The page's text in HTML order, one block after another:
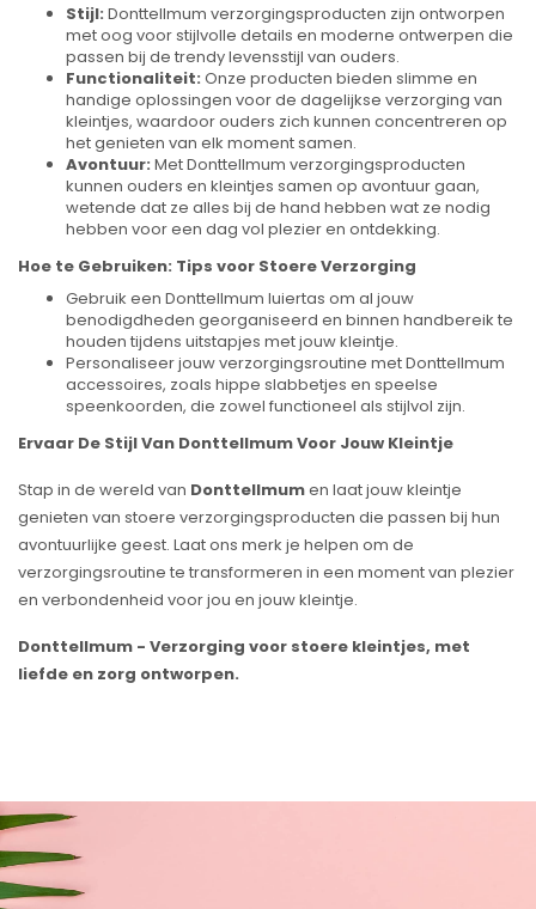
Stijl: Donttellmum verzorgingsproducten zijn ontworpen
met oog voor stijlvolle details en moderne ontwerpen die
passen bij de trendy levensstijl van ouders.
Functionaliteit: Onze producten bieden slimme en
handige oplossingen voor de dagelijkse verzorging van
kleintjes, waardoor ouders zich kunnen concentreren op
het genieten van elk moment samen.
Avontuur: Met Donttellmum verzorgingsproducten
kunnen ouders en kleintjes samen op avontuur gaan,
wetende dat ze alles bij de hand hebben wat ze nodig
hebben voor een dag vol plezier en ontdekking.
Hoe te Gebruiken: Tips voor Stoere Verzorging
Gebruik een Donttellmum luiertas om al jouw
benodigdheden georganiseerd en binnen handbereik te
houden tijdens uitstapjes met jouw kleintje.
Personaliseer jouw verzorgingsroutine met Donttellmum
accessoires, zoals hippe slabbetjes en speelse
speenkoorden, die zowel functioneel als stijlvol zijn.
Ervaar De Stijl Van Donttellmum Voor Jouw Kleintje
Stap in de wereld van Donttellmumen laat jouw kleintje
genieten van stoere verzorgingsproducten die passen bij hun
avontuurlijke geest. Laat ons merk je helpen om de
verzorgingsroutine te transformeren in een moment van plezier
en verbondenheid voor jou en jouw kleintje.
Donttellmum - Verzorging voor stoere kleintjes, met
liefde en zorg ontworpen.